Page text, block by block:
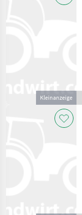
Kleinanzeige